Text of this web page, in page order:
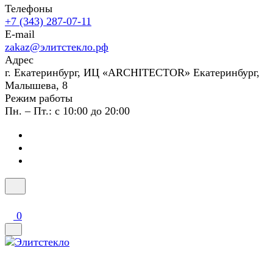
Телефоны
+7 (343) 287-07-11
E-mail
zakaz@элитстекло.рф
Адрес
г. Екатеринбург, ИЦ «ARCHITECTOR» Екатеринбург,
Малышева, 8
Режим работы
Пн. – Пт.: с 10:00 до 20:00
0